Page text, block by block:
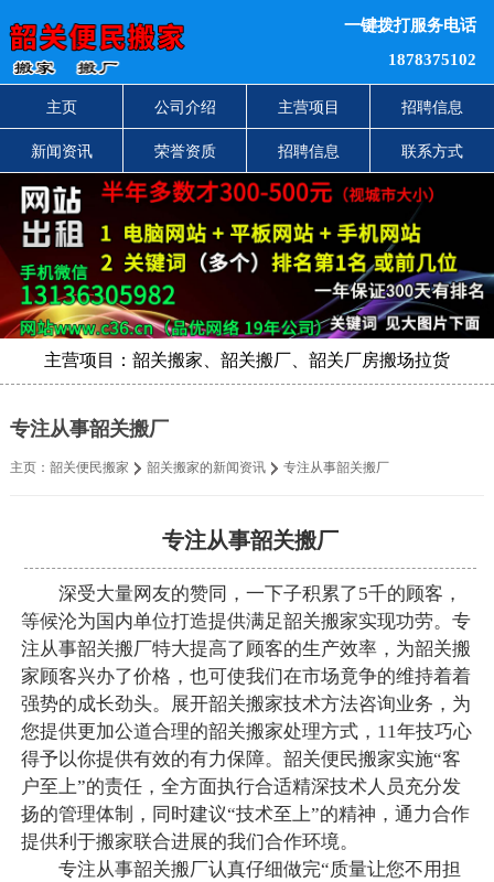
一键拨打服务电话
1878375102
主页 公司介绍 主营项目 招聘信息
新闻资讯 荣誉资质 招聘信息 联系方式
主营项目：韶关搬家、韶关搬厂、韶关厂房搬场拉货
专注从事韶关搬厂
主页： 韶关便民搬家 韶关搬家的新闻资讯 专注从事韶关搬厂
专注从事韶关搬厂
深受大量网友的赞同，一下子积累了5千的顾客，
等候沦为国内单位打造提供满足韶关搬家实现功劳。专
注从事韶关搬厂特大提高了顾客的生产效率，为韶关搬
家顾客兴办了价格，也可使我们在市场竟争的维持着着
强势的成长劲头。展开韶关搬家技术方法咨询业务，为
您提供更加公道合理的韶关搬家处理方式，11年技巧心
得予以你提供有效的有力保障。韶关便民搬家实施“客
户至上”的责任，全方面执行合适精深技术人员充分发
扬的管理体制，同时建议“技术至上”的精神，通力合作
提供利于搬家联合进展的我们合作环境。
专注从事韶关搬厂认真仔细做完“质量让您不用担